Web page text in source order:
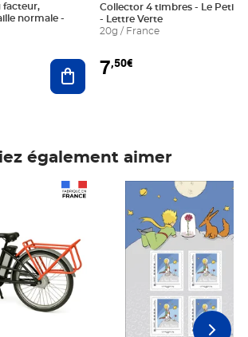
facteur,
Ajouter au panier
Collector 4 timbres - Le Petit
- Lettre Verte
20g / France
7,50€
également aimer
Prix 7,50€